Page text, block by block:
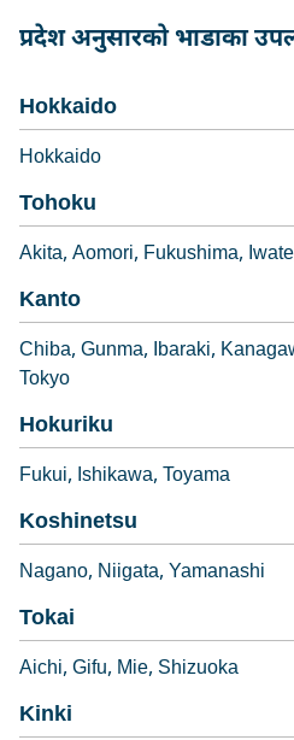
प्रदेश अनुसारको भाडाका
Hokkaido
Hokkaido
Tohoku
Akita Aomori Fukushima Iwate
Kanto
Chiba Gunma Ibaraki
Tokyo
Hokuriku
Fukui Ishikawa Toyama
Koshinetsu
Nagano Niigata Yamanashi
Tokai
Aichi Gifu Mie Shizuoka
Kinki